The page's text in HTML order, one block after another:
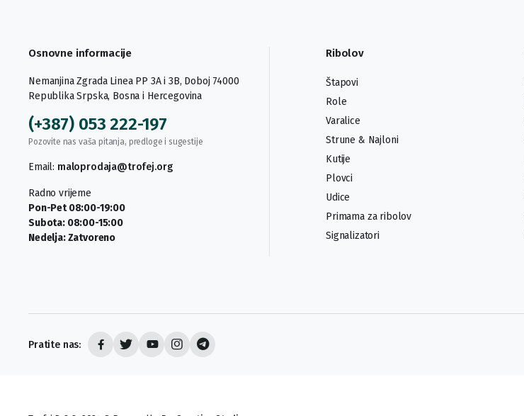
Osnovne informacije
Nemanjina Zgrada Linea PP 3A i 3B, Doboj 74000
Republika Srpska, Bosna i Hercegovina
(+387) 053 222-197
Pozovite nas vaša pitanja, predloge i sugestije
Email: maloprodaja@trofej.org
Radno vrijeme
Pon-Pet 08:00-19:00
Subota: 08:00-15:00
Nedelja: Zatvoreno
Ribolov
Štapovi
Role
Varalice
Strune & Najloni
Kutije
Plovci
Udice
Primama za ribolov
Signalizatori
Pratite nas: